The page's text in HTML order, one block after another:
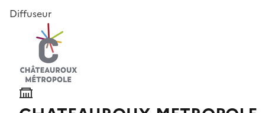
Diffuseur